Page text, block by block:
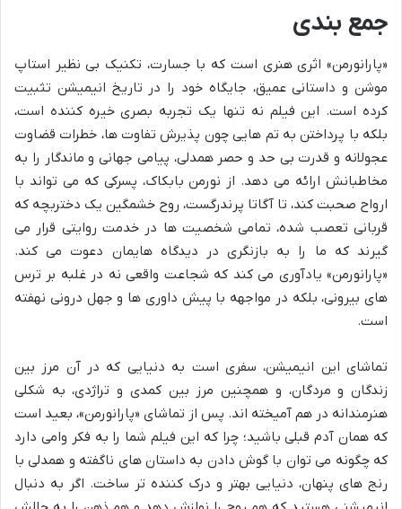
جمع بندی
«پارانورمن» اثری هنری است که با جسارت، تکنیک بی نظیر استاپ
موشن و داستانی عمیق، جایگاه خود را در تاریخ انیمیشن تثبیت
کرده است. این فیلم نه تنها یک تجربه بصری خیره کننده است،
بلکه با پرداختن به تم هایی چون پذیرش تفاوت ها، خطرات قضاوت
عجولانه و قدرت بی حد و حصر همدلی، پیامی جهانی و ماندگار را به
مخاطبانش ارائه می دهد. از نورمن بابکاک، پسرکی که می تواند با
ارواح صحبت کند، تا آگاتا پرندرگست، روح خشمگین یک دختربچه که
قربانی تعصب شده، تمامی شخصیت ها در خدمت روایتی قرار می
گیرند که ما را به بازنگری در دیدگاه هایمان دعوت می کند.
«پارانورمن» یادآوری می کند که شجاعت واقعی نه در غلبه بر ترس
های بیرونی، بلکه در مواجهه با پیش داوری ها و جهل درونی نهفته
است.
تماشای این انیمیشن، سفری است به دنیایی که در آن مرز بین
زندگان و مردگان، و همچنین مرز بین کمدی و تراژدی، به شکلی
هنرمندانه در هم آمیخته اند. پس از تماشای «پارانورمن»، بعید است
که همان آدم قبلی باشید؛ چرا که این فیلم شما را به فکر وامی دارد
که چگونه می توان با گوش دادن به داستان های ناگفته و همدلی با
رنج های پنهان، دنیایی بهتر و درک کننده تر ساخت. اگر به دنبال